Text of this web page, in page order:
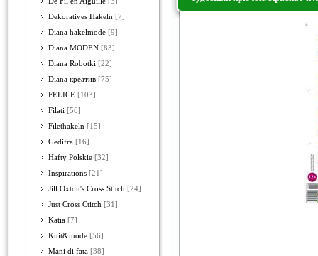
Dekoratives Hakeln [7]
Diana hakelmode [9]
Diana MODEN [83]
Diana Robotki [22]
Diana креатив [75]
FELICE [103]
Filati [56]
Filethakeln [15]
Gedifra [16]
Hafty Polskie [32]
Inspirations [21]
Jill Oxton's Cross Stitch [24]
Just Cross Ctitch [31]
Katia [7]
Knit&mode [56]
Mani di fata [38]